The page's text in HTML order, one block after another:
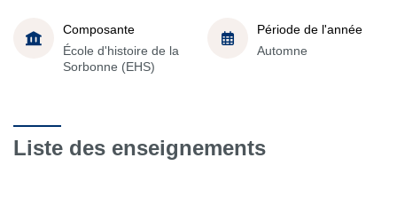
Composante
École d'histoire de la
Sorbonne (EHS)
Période de l'année
Automne
Liste des enseignements